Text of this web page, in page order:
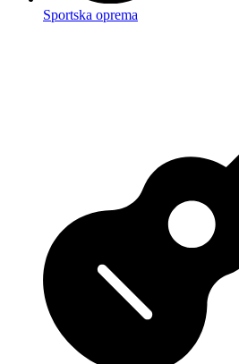
Sportska oprema